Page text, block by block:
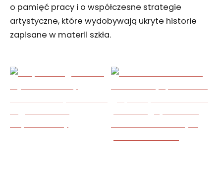
o pamięć pracy i o współczesne strategie
artystyczne, które wydobywają ukryte historie
zapisane w materii szkła.